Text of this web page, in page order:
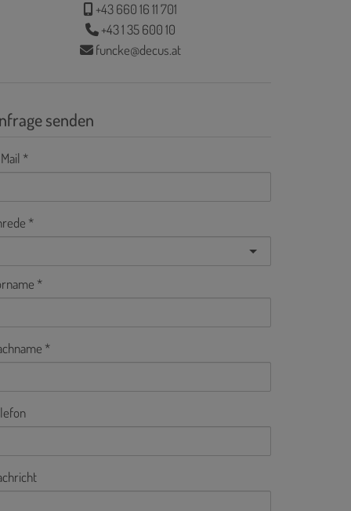
+43 660 16 11 701
+43 1 35 600 10
funcke@decus.at
senden